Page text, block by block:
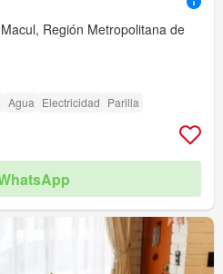
Región Metropolitana de
Agua Electricidad Parilla